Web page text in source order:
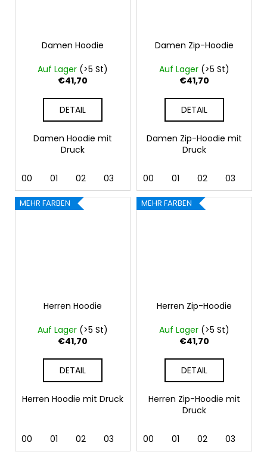
Damen Hoodie
Auf Lager (>5 St)
€41,70
DETAIL
Damen Hoodie mit
Druck
00 01 02 03 06 07
Damen Zip-Hoodie
Auf Lager (>5 St)
€41,70
DETAIL
Damen Zip-Hoodie mit
Druck
00 01 02 03
MEHR FARBEN
Herren Hoodie
Auf Lager (>5 St)
€41,70
DETAIL
Herren Hoodie mit Druck
00 01 02 03 06 07
MEHR FARBEN
Herren Zip-Hoodie
Auf Lager (>5 St)
€41,70
DETAIL
Herren Zip-Hoodie mit
Druck
00 01 02 03